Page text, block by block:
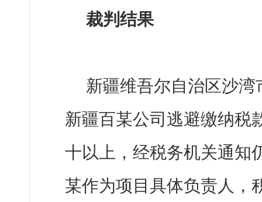
裁判结果
新疆维吾尔自治区沙
新疆百某公司逃避缴纳税
十以上，经税务机关通知
某作为项目具体负责人，